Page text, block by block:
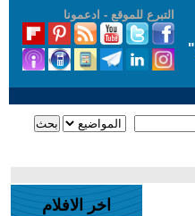
التبرع للموقع - ادعمونا
"
اخر الافلام